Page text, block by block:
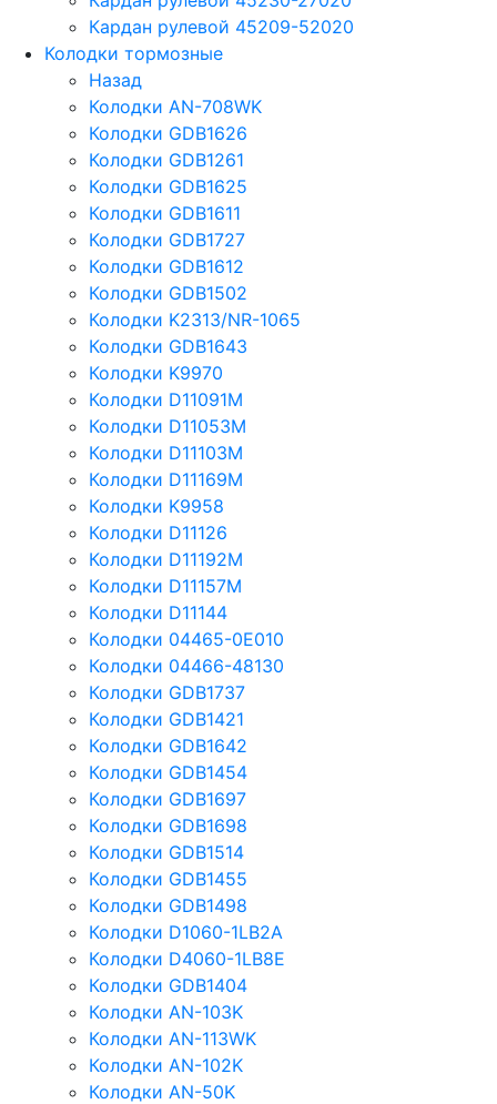
Кардан рулевой 45209-52020
Колодки тормозные
Назад
Колодки AN-708WK
Колодки GDB1626
Колодки GDB1261
Колодки GDB1625
Колодки GDB1611
Колодки GDB1727
Колодки GDB1612
Колодки GDB1502
Колодки K2313/NR-1065
Колодки GDB1643
Колодки K9970
Колодки D11091M
Колодки D11053M
Колодки D11103M
Колодки D11169M
Колодки K9958
Колодки D11126
Колодки D11192M
Колодки D11157M
Колодки D11144
Колодки 04465-0E010
Колодки 04466-48130
Колодки GDB1737
Колодки GDB1421
Колодки GDB1642
Колодки GDB1454
Колодки GDB1697
Колодки GDB1698
Колодки GDB1514
Колодки GDB1455
Колодки GDB1498
Колодки D1060-1LB2A
Колодки D4060-1LB8E
Колодки GDB1404
Колодки AN-103K
Колодки AN-113WK
Колодки AN-102K
Колодки AN-50K